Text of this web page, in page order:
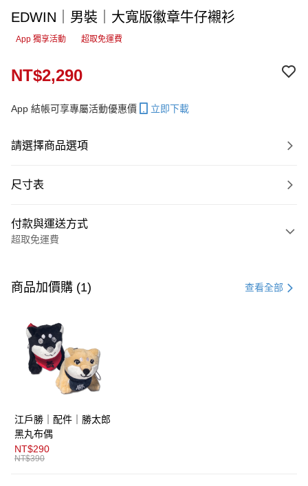
EDWIN｜男裝｜大寬版徽章牛仔襯衫
App 獨享活動 超取免運費
NT$2,290
App 結帳可享專屬活動優惠價 立即下載
請選擇商品選項
尺寸表
付款與運送方式
超取免運費
信用卡一次付款
LINE Pay
AFTEE先享後付
【關於「AFTEE先享後付」】
便利好安心！
１．簡單：不需註冊會員、不需綁卡、不需儲值。
２．便利：只要手機號碼，簡訊認證，即可結帳。
３．安心：先確認商品／服務後，再付款。
運送方式
全家取貨付款
商品加價購 (1) 查看全部
江戶勝｜配件｜勝太郎
黑丸布偶
NT$290
NT$390